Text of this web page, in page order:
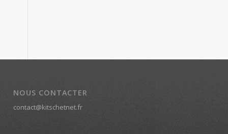
NOUS CONTACTER
contact@kitschetnet.fr